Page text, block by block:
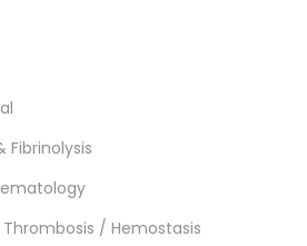
Fibrinolysis
/ Hemostasis